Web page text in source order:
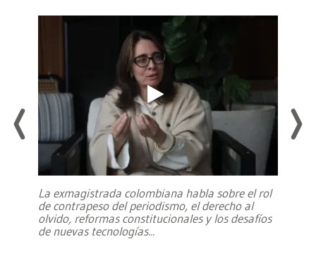
La exmagistrada colombiana habla sobre el rol
de contrapeso del periodismo, el derecho al
olvido, reformas constitucionales y los desafíos
de nuevas tecnologías...